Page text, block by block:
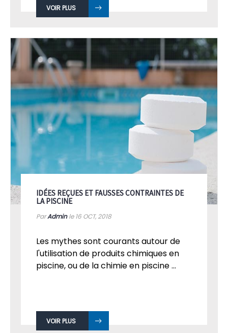
VOIR PLUS
IDÉES REÇUES ET FAUSSES CONTRAINTES DE
LA PISCINE
ParAdminle 16 OCT, 2018
Les mythes sont courants autour de
l'utilisation de produits chimiques en
piscine, ou de la chimie en piscine ...
VOIR PLUS